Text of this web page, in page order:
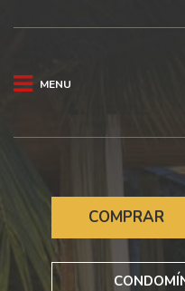
MENU
COMPRAR